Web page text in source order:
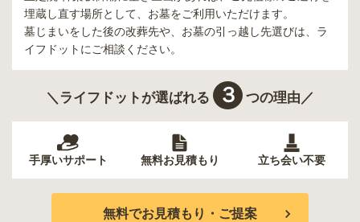
埋蔵し直す場所として、お墓をご利用いただけます。
墓じまいをした後の改葬先や、お墓の引っ越し先選びは、ラ
イフドットにご相談ください。
＼ライフドットが選ばれる ３ つの理由／
手厚いサポート 無料お見積もり 立ち会い不要
無料でお見積もり・ご提案